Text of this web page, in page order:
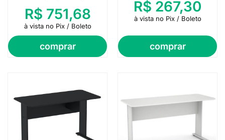
comprar
R$ 751,68
à vista no Pix / Boleto
comprar
R$ 267,30
à vista no Pix / Boleto